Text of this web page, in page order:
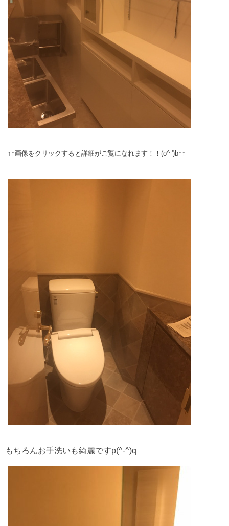
↑↑画像をクリックすると詳細がご覧になれます！！(o^-')b↑↑
もちろんお手洗いも綺麗ですp(^-^)q